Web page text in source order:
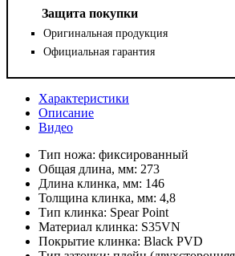
Защита покупки
Оригинальная продукция
Официальная гарантия
Характеристики
Описание
Видео
Тип ножа: фиксированный
Общая длина, мм: 273
Длина клинка, мм: 146
Толщина клинка, мм: 4,8
Тип клинка: Spear Point
Материал клинка: S35VN
Покрытие клинка: Black PVD